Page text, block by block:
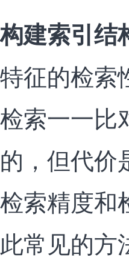
构建索引结
特征的检索
检索一一比
的，但代价
检索精度和
此常见的方